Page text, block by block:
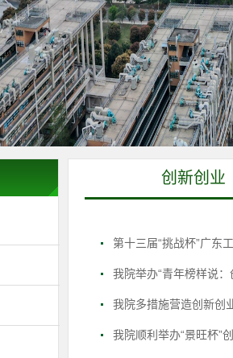
创新创业
第十三届“挑战杯”广东
我院举办“青年榜样说
我院多措施营造创新创
我院顺利举办“景旺杯”